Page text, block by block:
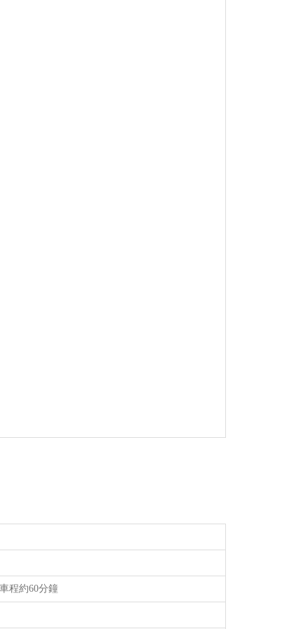
程約60分鐘